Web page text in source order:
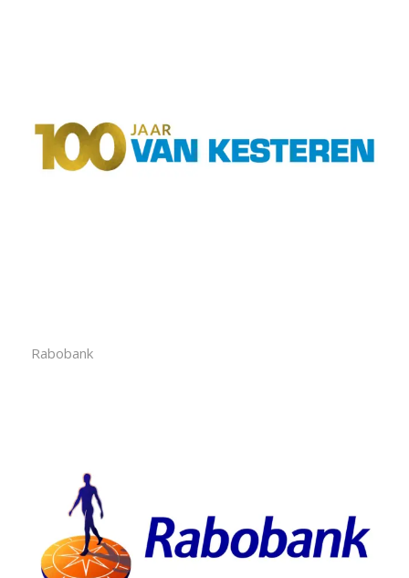
Rabobank